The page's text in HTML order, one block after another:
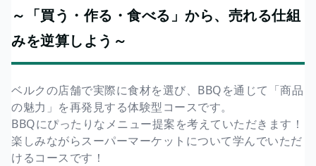
～「買う・作る・食べる」から、売れる仕組
みを逆算しよう～
ベルクの店舗で実際に食材を選び、BBQを通じて「商品
の魅力」を再発見する体験型コースです。
BBQにぴったりなメニュー提案を考えていただきます！
楽しみながらスーパーマーケットについて学んでいただ
けるコースです！